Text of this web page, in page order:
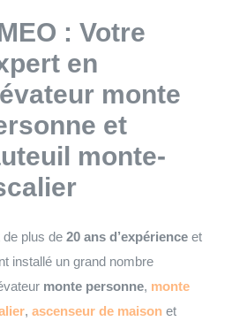
: Votre
en
monte
et
monte-
de plus de 20 ans d’expérienceet
installé un grand nombre
monte personne, monte
, ascenseur de maisonet